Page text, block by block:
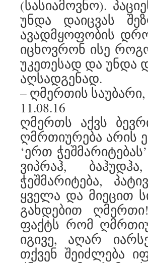
(სასიამოვნო).
უნდა დაიცვას
ავადმყოფობის
იცხოვრონ ისე
უკეთესად და
აღსადგენად.
– ღმერთის საუბარი,
11.08.16
ღმერთს აქვს
ღმრთიურება არის
‘ერთ
ვიპრაჰ,
ჭეშმარიტება,
ყველა და მიეცით
გახდებით
ფაქტს რომ
იგივე, აღარ
თქვენ შეიძლება